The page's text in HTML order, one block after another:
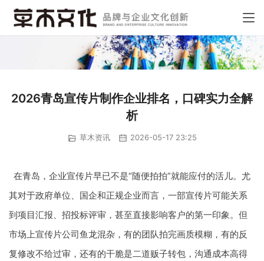
2026青岛宣传片制作企业排名，口碑实力全解
析
草木资讯 2026-05-17 23:25
在青岛，企业宣传片早已不是“随便拍拍”就能应付的活儿。尤
其对于政府单位、国企和正规企业而言，一部宣传片可能关系
到项目汇报、招投标评审，甚至直接影响客户的第一印象。但
市场上宣传片公司鱼龙混杂，有的团队拍完画质模糊，有的反
复修改不给过审，还有的干脆是二道贩子转包，沟通成本高得